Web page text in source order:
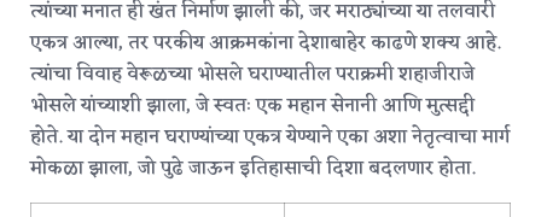
त्यांच्या मनात ही खंत निर्माण झाली की, जर मराठ्यांच्या या तलवारी
एकत्र आल्या, तर परकीय आक्रमकांना देशाबाहेर काढणे शक्य आहे.
त्यांचा विवाह वेरूळच्या भोसले घराण्यातील पराक्रमी शहाजीराजे
भोसले यांच्याशी झाला, जे स्वतः एक महान सेनानी आणि मुत्सद्दी
होते.या दोन महान घराण्यांच्या एकत्र येण्याने एका अशा नेतृत्वाचा मार्ग
मोकळा झाला, जो पुढे जाऊन इतिहासाची दिशा बदलणार होता.